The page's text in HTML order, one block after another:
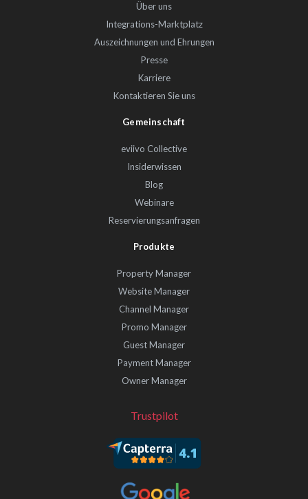
Über uns
Integrations-Marktplatz
Auszeichnungen und Ehrungen
Presse
Karriere
Kontaktieren Sie uns
Gemeinschaft
eviivo Collective
Insiderwissen
Blog
Webinare
Reservierungsanfragen
Produkte
Property Manager
Website Manager
Channel Manager
Promo Manager
Guest Manager
Payment Manager
Owner Manager
Trustpilot